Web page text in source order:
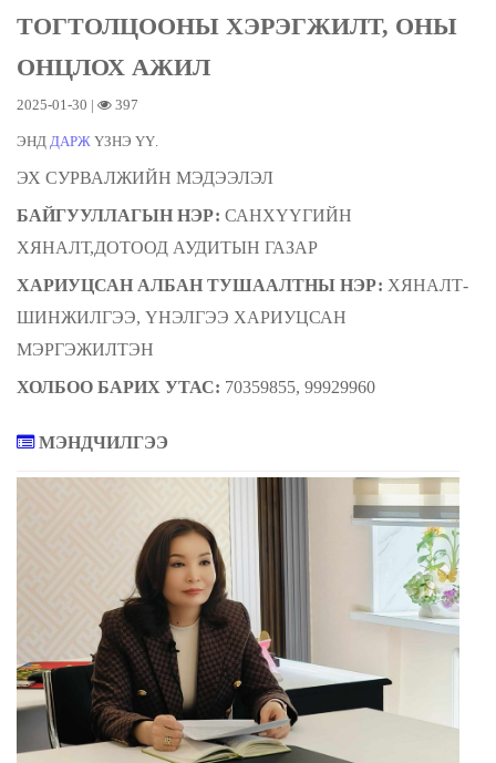
ТОГТОЛЦООНЫ ХЭРЭГЖИЛТ, ОНЫ
ОНЦЛОХ АЖИЛ
2025-01-30 | 397
ЭНД ДАРЖ ҮЗНЭ ҮҮ.
ЭХ СУРВАЛЖИЙН МЭДЭЭЛЭЛ
БАЙГУУЛЛАГЫН НЭР: САНХҮҮГИЙН
ХЯНАЛТ,ДОТООД АУДИТЫН ГАЗАР
ХАРИУЦСАН АЛБАН ТУШААЛТНЫ НЭР: ХЯНАЛТ-
ШИНЖИЛГЭЭ, ҮНЭЛГЭЭ ХАРИУЦСАН
МЭРГЭЖИЛТЭН
ХОЛБОО БАРИХ УТАС: 70359855, 99929960
МЭНДЧИЛГЭЭ